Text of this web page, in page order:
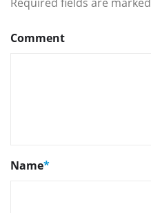
Comment
Name*